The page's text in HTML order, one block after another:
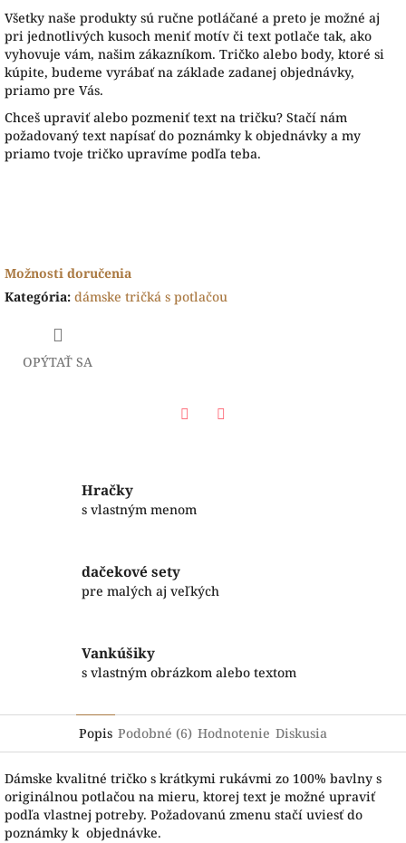
Všetky naše produkty sú ručne potláčané a preto je možné aj
pri jednotlivých kusoch meniť motív či text potlače tak, ako
vyhovuje vám, našim zákazníkom. Tričko alebo body, ktoré si
kúpite, budeme vyrábať na základe zadanej objednávky,
priamo pre Vás.
Chceš upraviť alebo pozmeniť text na tričku? Stačí nám
požadovaný text napísať do poznámky k objednávky a my
priamo tvoje tričko upravíme podľa teba.
Možnosti doručenia
Kategória: dámske tričká s potlačou
OPÝTAŤ SA
Hračky
s vlastným menom
dačekové sety
pre malých aj veľkých
Vankúšiky
s vlastným obrázkom alebo textom
Popis Podobné (6) Hodnotenie Diskusia
Dámske kvalitné tričko s krátkymi rukávmi zo 100% bavlny s
originálnou potlačou na mieru, ktorej text je možné upraviť
podľa vlastnej potreby. Požadovanú zmenu stačí uviesť do
poznámky k objednávke.